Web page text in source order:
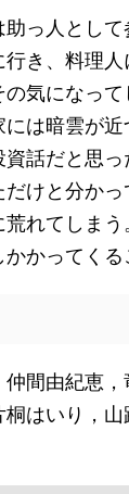
っ人とし
き、料理
気になっ
は暗雲が近
話だと思
だけと分か
荒れてしま
かってくる
仲間由紀恵
はいり，山